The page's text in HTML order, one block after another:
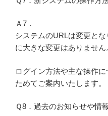
Ａ7．
システムのURLは変更と
に大きな変更はありません
ログイン方法や主な操作
ためてご案内いたします。
Ｑ8．過去のお知らせや情